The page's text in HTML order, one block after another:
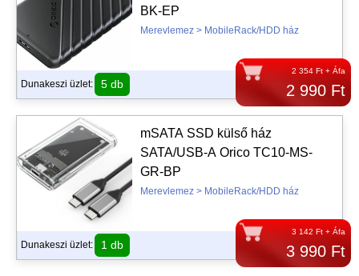
2 354 Ft + Áfa
2 990 Ft
BK-EP
Merevlemez > MobileRack/HDD ház
Dunakeszi üzlet: 5 db
3 142 Ft + Áfa
3 990 Ft
mSATA SSD külső ház
SATA/USB-A Orico TC10-MS-
GR-BP
Merevlemez > MobileRack/HDD ház
Dunakeszi üzlet: 1 db